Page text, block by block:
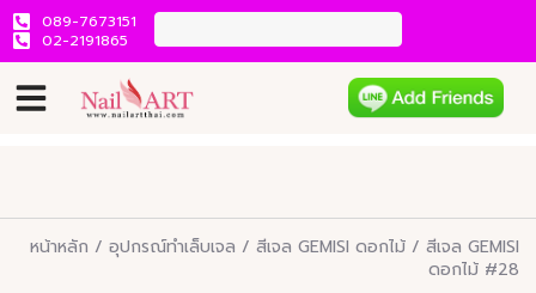
089-7673151
02-2191865
หน้าหลัก / อุปกรณ์ทำเล็บเจล / สีเจล GEMISI ดอกไม้ / สีเจล GEMISI
ดอกไม้ #28